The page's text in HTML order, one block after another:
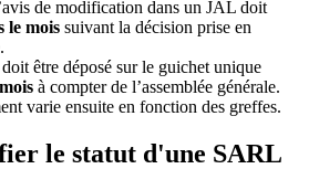
de modification dans un JAL doit
le mois suivant la décision prise en
être déposé sur le guichet unique
à compter de l’assemblée générale.
varie ensuite en fonction des greffes.
le statut d'une SARL